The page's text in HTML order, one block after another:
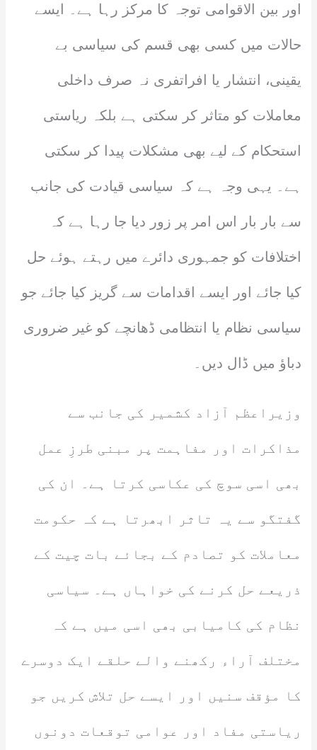
اور بین الاقوامی توجہ کا مرکز رہا ہے۔ ایسے
حالات میں کسی بھی قسم کی سیاسی بے
یقینی، انتشار یا افراتفری نہ صرف داخلی
معاملات کو متاثر کر سکتی ہے بلکہ ریاستی
استحکام کے لیے بھی مشکلات پیدا کر سکتی
ہے۔ یہی وجہ ہے کہ سیاسی قیادت کی جانب
سے بار بار اس امر پر زور دیا جا رہا ہے کہ
اختلافات کو جمہوری دائرے میں رہتے ہوئے حل
کیا جائے اور ایسے اقدامات سے گریز کیا جائے جو
سیاسی نظام یا انتظامی ڈھانچے کو غیر ضروری
دباؤ میں ڈال دیں۔
وزیراعظم آزاد کشمیر کی جانب سے
مذاکرات اور مفاہمت پر مبنی طرزِ عمل
بھی اسی سوچ کی عکاسی کرتا ہے۔ ان کی
گفتگو سے یہ تاثر ابھرتا ہے کہ حکومت
معاملات کو تصادم کے بجائے بات چیت کے
ذریعے حل کرنے کی خواہاں ہے۔ سیاسی
نظام کی کامیابی بھی اسی میں ہے کہ
مختلف آراء رکھنے والے حلقے ایک دوسرے
کا مؤقف سنیں اور ایسے حل تلاش کریں جو
ریاستی مفاد اور عوامی توقعات دونوں